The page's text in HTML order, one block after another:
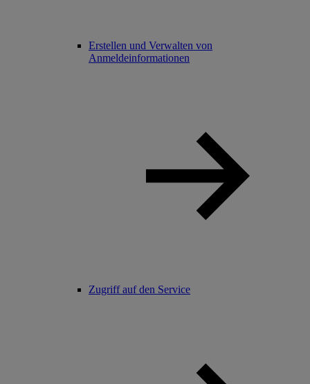
Erstellen und Verwalten von
Anmeldeinformationen
Zugriff auf den Service